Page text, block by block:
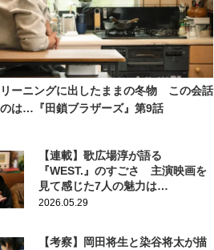
リーニングに出したままの冬物 この会話
は…『田鎖ブラザーズ』第9話
【連載】歌広場淳が語る
『WEST.』のすごさ 主演映画を
見て感じた7人の魅力は…
2026.05.29
【考察】岡田将生と染谷将太が描